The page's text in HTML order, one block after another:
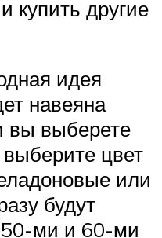
купить другие
идея
навеяна
вы выберете
цвет
или
будут
50-ми и 60-ми